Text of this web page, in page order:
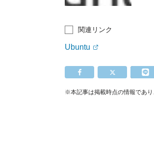
関連リンク
Ubuntu
※本記事は掲載時点の情報であり